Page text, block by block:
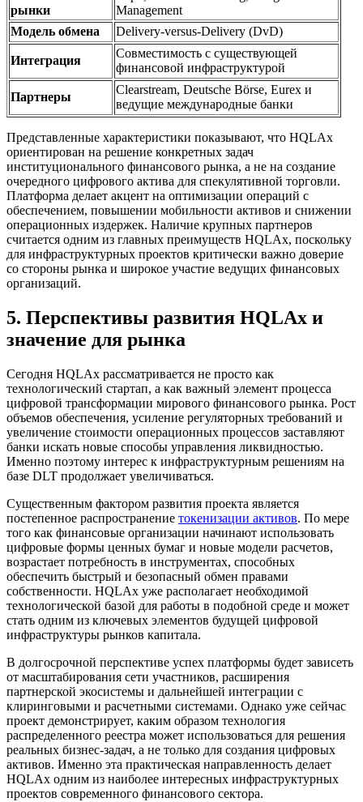
рынки
Management
Модель обмена
Delivery-versus-Delivery (DvD)
Интеграция
Совместимость с существующей
финансовой инфраструктурой
Партнеры
Clearstream, Deutsche Börse, Eurex и
ведущие международные банки
Представленные характеристики показывают, что HQLAx
ориентирован на решение конкретных задач
институционального финансового рынка, а не на создание
очередного цифрового актива для спекулятивной торговли.
Платформа делает акцент на оптимизации операций с
обеспечением, повышении мобильности активов и снижении
операционных издержек. Наличие крупных партнеров
считается одним из главных преимуществ HQLAx, поскольку
для инфраструктурных проектов критически важно доверие
со стороны рынка и широкое участие ведущих финансовых
организаций.
5. Перспективы развития HQLAx и
значение для рынка
Сегодня HQLAx рассматривается не просто как
технологический стартап, а как важный элемент процесса
цифровой трансформации мирового финансового рынка. Рост
объемов обеспечения, усиление регуляторных требований и
увеличение стоимости операционных процессов заставляют
банки искать новые способы управления ликвидностью.
Именно поэтому интерес к инфраструктурным решениям на
базе DLT продолжает увеличиваться.
Существенным фактором развития проекта является
постепенное распространение токенизации активов. По мере
того как финансовые организации начинают использовать
цифровые формы ценных бумаг и новые модели расчетов,
возрастает потребность в инструментах, способных
обеспечить быстрый и безопасный обмен правами
собственности. HQLAx уже располагает необходимой
технологической базой для работы в подобной среде и может
стать одним из ключевых элементов будущей цифровой
инфраструктуры рынков капитала.
В долгосрочной перспективе успех платформы будет зависеть
от масштабирования сети участников, расширения
партнерской экосистемы и дальнейшей интеграции с
клиринговыми и расчетными системами. Однако уже сейчас
проект демонстрирует, каким образом технология
распределенного реестра может использоваться для решения
реальных бизнес-задач, а не только для создания цифровых
активов. Именно эта практическая направленность делает
HQLAx одним из наиболее интересных инфраструктурных
проектов современного финансового сектора.